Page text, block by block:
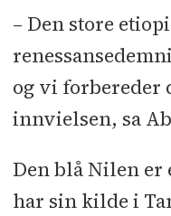
– Den store
og vi forbereder
innvielsen, sa
Den blå Nilen
har sin kilde i